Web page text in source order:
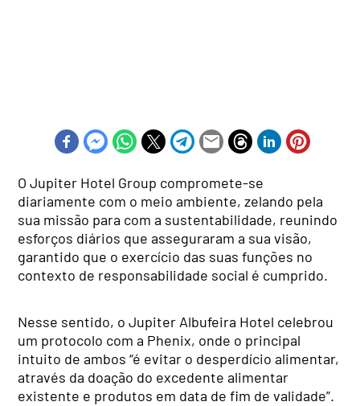
O Jupiter Hotel Group compromete-se
diariamente com o meio ambiente, zelando pela
sua missão para com a sustentabilidade, reunindo
esforços diários que asseguraram a sua visão,
garantido que o exercício das suas funções no
contexto de responsabilidade social é cumprido.
Nesse sentido, o Jupiter Albufeira Hotel celebrou
um protocolo com a Phenix, onde o principal
intuito de ambos “é evitar o desperdício alimentar,
através da doação do excedente alimentar
existente e produtos em data de fim de validade”.